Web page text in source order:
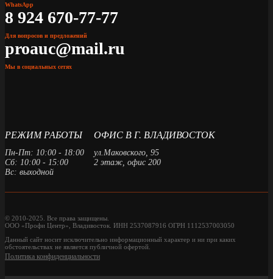
WhatsApp
8 924 670-77-77
Для вопросов и предложений
proauc@mail.ru
Мы в социальных сетях
РЕЖИМ РАБОТЫ
Пн-Пт: 10:00 - 18:00
Сб: 10:00 - 15:00
Вс: выходной
ОФИС В Г. ВЛАДИВОСТОК
ул.Маковского, 95
2 этаж, офис 200
© 2010-2025. Все права защищены.
ООО «Профи Центр», Владивосток. ИНН 2537087916 ОГРН 1112537003050
Данный сайт носит исключительно информационный характер и ни при каких
обстоятельствах не является публичной офертой.
Политика конфиденциальности